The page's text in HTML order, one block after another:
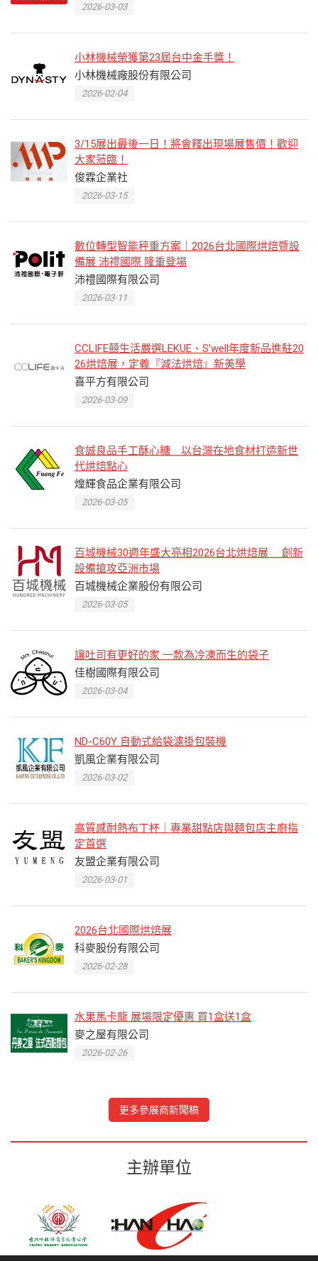
2026-03-03
小林機械榮獲第23屆台中金手獎！
小林機械廠股份有限公司
2026-02-04
3/15展出最後一日！將會釋出現場展售價！歡迎
大家蒞臨！
俊霖企業社
2026-03-15
數位轉型智能秤重方案｜2026台北國際烘焙暨設
備展 沛禮國際 隆重登場
沛禮國際有限公司
2026-03-11
CCLIFE囍生活嚴選LEKUE、S'well年度新品進駐20
26烘焙展，定義『減法烘焙』新美學
喜平方有限公司
2026-03-09
食誠良品手工酥心糖 以台灣在地食材打造新世
代烘焙點心
煌輝食品企業有限公司
2026-03-05
百城機械30週年盛大亮相2026台北烘焙展 創新
設備搶攻亞洲市場
百城機械企業股份有限公司
2026-03-05
讓吐司有更好的家 一款為冷凍而生的袋子
佳樹國際有限公司
2026-03-04
ND-C60Y 自動式給袋濾掛包裝機
凱風企業有限公司
2026-03-02
高質感耐熱布丁杯｜專業甜點店與麵包店主廚指
定首選
友盟企業有限公司
2026-03-01
2026台北國際烘焙展
科麥股份有限公司
2026-02-28
水果馬卡龍 展場限定優惠 買1盒送1盒
麥之屋有限公司
2026-02-26
更多參展商新聞稿
主辦單位